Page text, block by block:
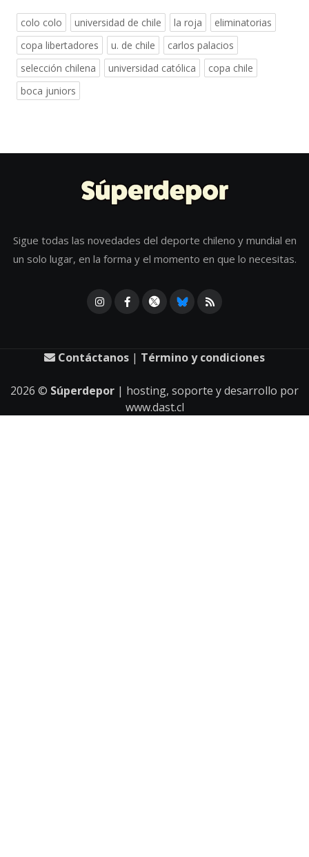
colo colo universidad de chile la roja
eliminatorias
copa libertadores
u. de chile
carlos palacios
selección chilena
universidad católica
copa chile
boca juniors
Sigue todas las novedades del deporte chileno y mundial en
un solo lugar, en la forma y el momento en que lo necesitas.
Contáctanos | Término y condiciones
2026 © Súperdepor | hosting, soporte y desarrollo por
www.dast.cl